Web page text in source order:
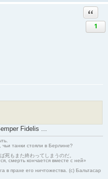
1
Fidelis ...
чьи танки стояли в Берлине?
死もまた終わってしまうのだ。
смерть кончается вместе с ней»
в прахе его ничтожества. (с) Бальтасар